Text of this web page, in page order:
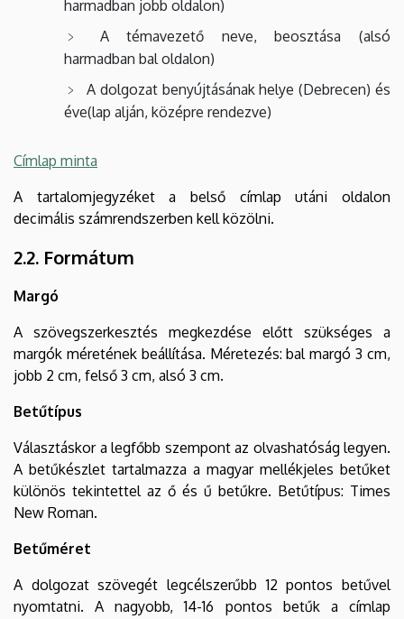
harmadban jobb oldalon)
A témavezető neve, beosztása (alsó
harmadban bal oldalon)
A dolgozat benyújtásának helye (Debrecen) és
éve(lap alján, középre rendezve)
Címlap minta
A tartalomjegyzéket a belső címlap utáni oldalon
decimális számrendszerben kell közölni.
2.2. Formátum
Margó
A szövegszerkesztés megkezdése előtt szükséges a
margók méretének beállítása. Méretezés: bal margó 3 cm,
jobb 2 cm, felső 3 cm, alsó 3 cm.
Betűtípus
Választáskor a legfőbb szempont az olvashatóság legyen.
A betűkészlet tartalmazza a magyar mellékjeles betűket
különös tekintettel az ő és ű betűkre. Betűtípus: Times
New Roman.
Betűméret
A dolgozat szövegét legcélszerűbb 12 pontos betűvel
nyomtatni. A nagyobb, 14-16 pontos betűk a címlap